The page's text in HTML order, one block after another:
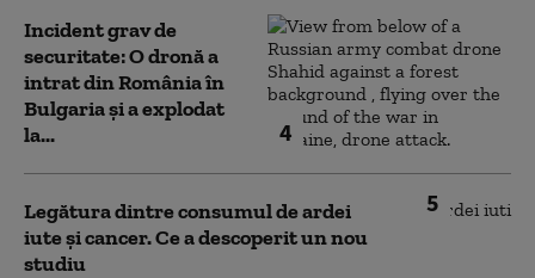
4
Incident grav de
securitate: O dronă a
intrat din România în
Bulgaria şi a explodat
la...
5
Legătura dintre consumul de ardei
iute și cancer. Ce a descoperit un nou
studiu